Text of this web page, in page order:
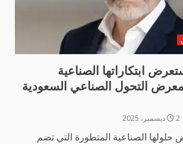
ابتكاراتها الصناعية
معرض التحول الصناعي السعودية
2 ديسمبر، 2025
الصناعية المتطورة التي تضم